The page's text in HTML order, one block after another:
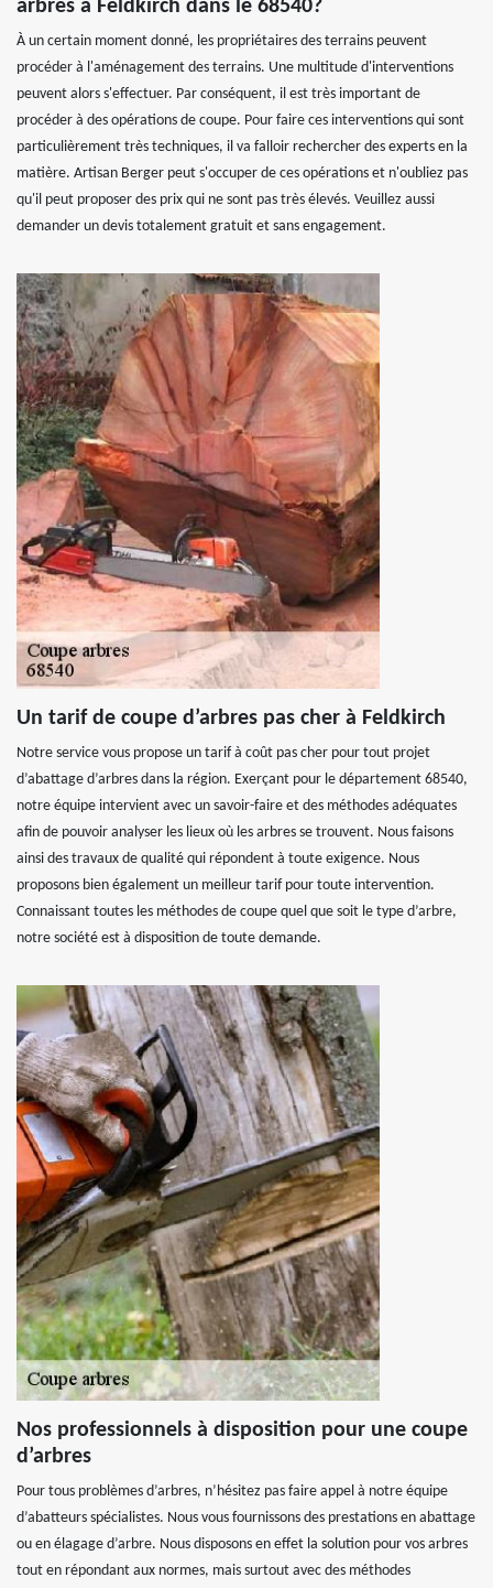
arbres à Feldkirch dans le 68540?
À un certain moment donné, les propriétaires des terrains peuvent
procéder à l'aménagement des terrains. Une multitude d'interventions
peuvent alors s'effectuer. Par conséquent, il est très important de
procéder à des opérations de coupe. Pour faire ces interventions qui sont
particulièrement très techniques, il va falloir rechercher des experts en la
matière. Artisan Berger peut s'occuper de ces opérations et n'oubliez pas
qu'il peut proposer des prix qui ne sont pas très élevés. Veuillez aussi
demander un devis totalement gratuit et sans engagement.
Un tarif de coupe d’arbres pas cher à Feldkirch
Notre service vous propose un tarif à coût pas cher pour tout projet
d’abattage d’arbres dans la région. Exerçant pour le département 68540,
notre équipe intervient avec un savoir-faire et des méthodes adéquates
afin de pouvoir analyser les lieux où les arbres se trouvent. Nous faisons
ainsi des travaux de qualité qui répondent à toute exigence. Nous
proposons bien également un meilleur tarif pour toute intervention.
Connaissant toutes les méthodes de coupe quel que soit le type d’arbre,
notre société est à disposition de toute demande.
Nos professionnels à disposition pour une coupe
d’arbres
Pour tous problèmes d’arbres, n’hésitez pas faire appel à notre équipe
d’abatteurs spécialistes. Nous vous fournissons des prestations en abattage
ou en élagage d’arbre. Nous disposons en effet la solution pour vos arbres
tout en répondant aux normes, mais surtout avec des méthodes